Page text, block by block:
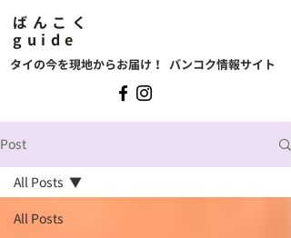
ばんこく
guide
タイの今を現地からお届け！ バンコク情報サイト
Post
All Posts
All Posts